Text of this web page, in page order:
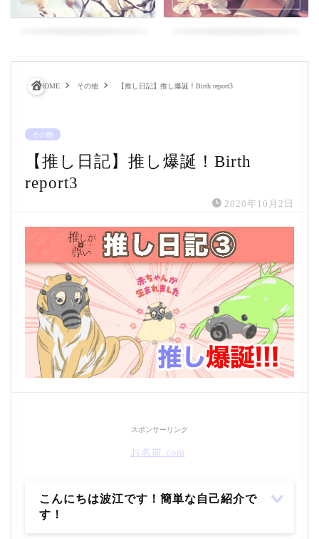
HOME その他 【推し日記】推し爆誕！Birth report3
その他
【推し日記】推し爆誕！Birth
report3
2020年10月2日
スポンサーリンク
お名前.com
こんにちは波江です！簡単な自己紹介で
す！